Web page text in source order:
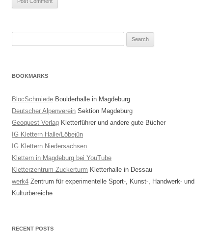
BOOKMARKS
BlocSchmiede Boulderhalle in Magdeburg
Deutscher Alpenverein Sektion Magdeburg
Geoquest Verlag Kletterführer und andere gute Bücher
IG Klettern Halle/Löbejün
IG Klettern Niedersachsen
Klettern in Magdeburg bei YouTube
Kletterzentrum Zuckerturm Kletterhalle in Dessau
werk4 Zentrum für experimentelle Sport-, Kunst-, Handwerk- und
Kulturbereiche
RECENT POSTS